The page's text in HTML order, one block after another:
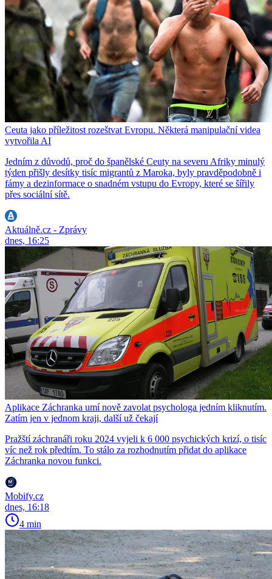
Ceuta jako příležitost rozeštvat Evropu. Některá manipulační videa
vytvořila AI
Jedním z důvodů, proč do španělské Ceuty na severu Afriky minulý
týden přišly desítky tisíc migrantů z Maroka, byly pravděpodobně i
fámy a dezinformace o snadném vstupu do Evropy, které se šířily
přes sociální sítě.
Aktuálně.cz - Zprávy
dnes, 16:25
Aplikace Záchranka umí nově zavolat psychologa jedním kliknutím.
Zatím jen v jednom kraji, další už čekají
Pražští záchranáři roku 2024 vyjeli k 6 000 psychických krizí, o tisíc
víc než rok předtím. To stálo za rozhodnutím přidat do aplikace
Záchranka novou funkci.
Mobify.cz
dnes, 16:18
4 min